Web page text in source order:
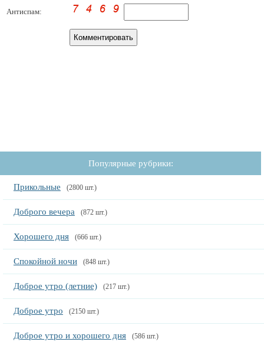
Антиспам:
Популярные рубрики:
Прикольные (2800 шт.)
Доброго вечера (872 шт.)
Хорошего дня (666 шт.)
Спокойной ночи (848 шт.)
Доброе утро (летние) (217 шт.)
Доброе утро (2150 шт.)
Доброе утро и хорошего дня (586 шт.)